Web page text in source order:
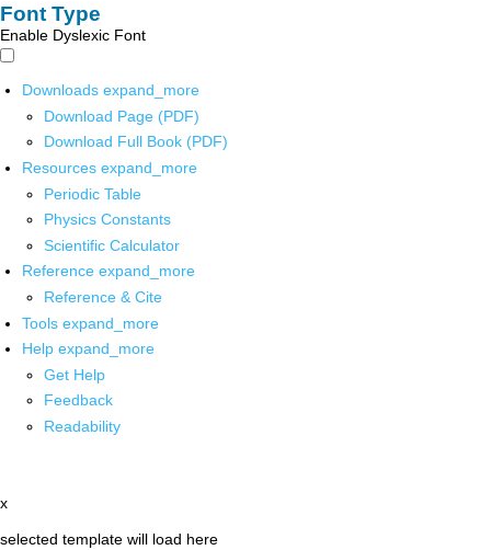
Font Type
Enable Dyslexic Font
Downloads expand_more
Download Page (PDF)
Download Full Book (PDF)
Resources expand_more
Periodic Table
Physics Constants
Scientific Calculator
Reference expand_more
Reference & Cite
Tools expand_more
Help expand_more
Get Help
Feedback
Readability
x
selected template will load here